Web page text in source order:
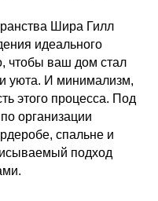
Шира Гилл
идеального
чтобы ваш дом стал
уюта. И минимализм,
этого процесса. Под
организации
спальне и
подход